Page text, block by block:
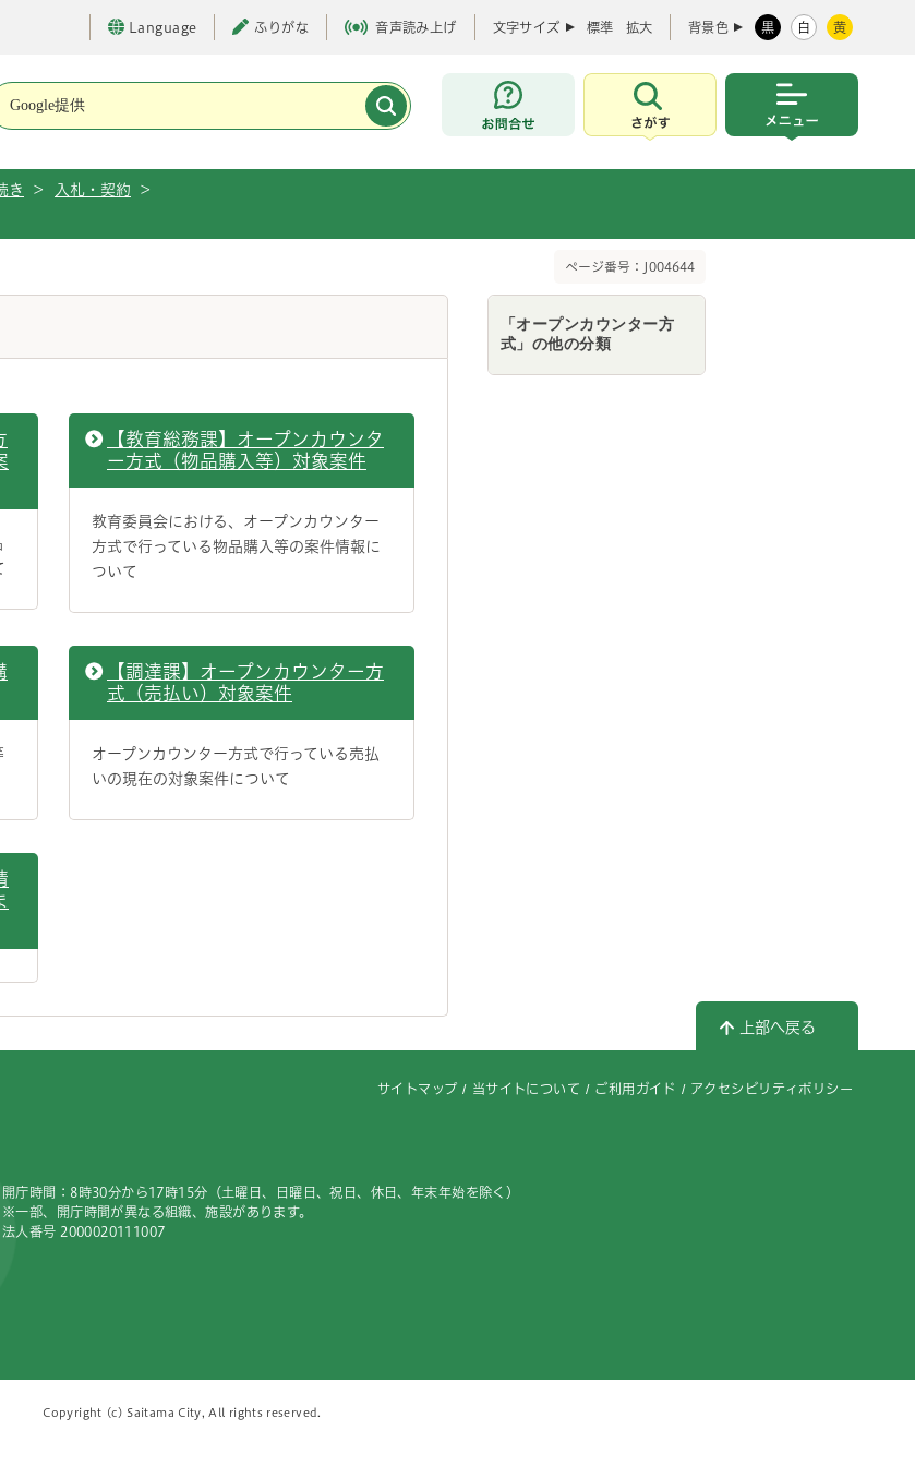
Language ふりがな 音声読み上げ 文字サイズ 標準 拡大 背景色 黒 白 黄
お問合せ
さがす
き > 入札・契約
>
ページ番号：J004644
【教育総務課】オープンカウンタ
ー方式（物品購入等）対象案件
教育委員会における、オープンカウンター
方式で行っている物品購入等の案件情報に
ついて
【調達課】オープンカウンター方
式（売払い）対象案件
オープンカウンター方式で行っている売払
いの現在の対象案件について
「オープンカウンター方
式」の他の分類
上部へ戻る
サイトマップ 当サイトについて ご利用ガイド アクセシビリティポリシー
開庁時間：8時30分から17時15分（土曜日、日曜日、祝日、休日、年末年始を除く）
※一部、開庁時間が異なる組織、施設があります。
法人番号 2000020111007
Copyright (c) Saitama City, All rights reserved.